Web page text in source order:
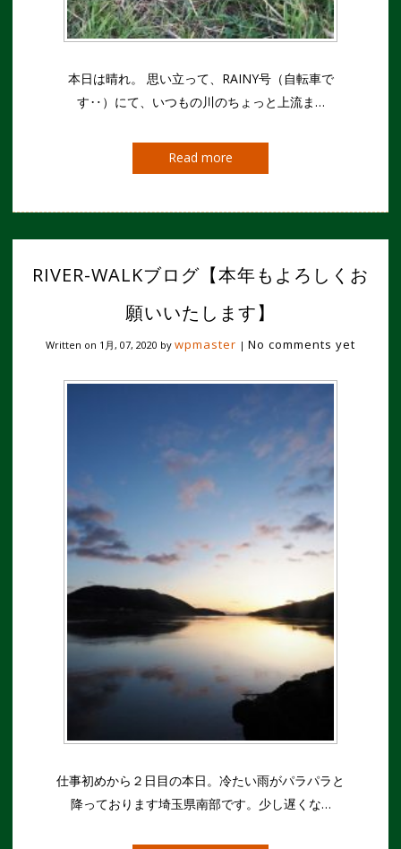
本日は晴れ。 思い立って、RAINY号（自転車で
す‥）にて、いつもの川のちょっと上流ま…
Read more
RIVER-WALKブログ【本年もよろしくお
願いいたします】
Written on 1月, 07, 2020 by wpmaster | No comments yet
仕事初めから２日目の本日。冷たい雨がパラパラと
降っております埼玉県南部です。少し遅くな…